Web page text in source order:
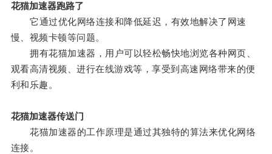
花猫加速器跑路了
它通过优化网络连接和降低延迟，有效地解决了网速
慢、视频卡顿等问题。
拥有花猫加速器，用户可以轻松畅快地浏览各种网页、
观看高清视频、进行在线游戏等，享受到高速网络带来的便
利和乐趣。
花猫加速器传送门
花猫加速器的工作原理是通过其独特的算法来优化网络
连接。